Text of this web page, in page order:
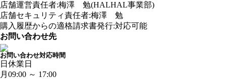
店舗運営責任者:梅澤 勉(HALHAL事業部)
店舗セキュリティ責任者:梅澤 勉
購入履歴からの適格請求書発行:対応可能
お問い合わせ先
お問い合わせ対応時間
日 休業日
月 09:00 ～ 17:00